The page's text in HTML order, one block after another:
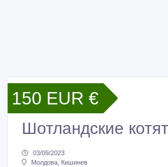
150 EUR €
Шотландские
03/09/2023
Молдова, Кишинев